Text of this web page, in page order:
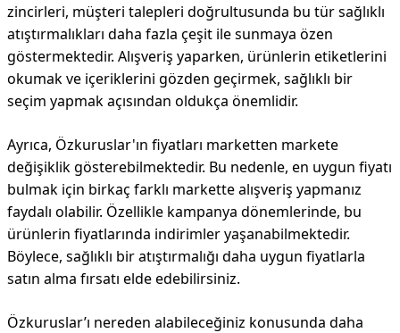
zincirleri, müşteri talepleri doğrultusunda bu tür sağlıklı
atıştırmalıkları daha fazla çeşit ile sunmaya özen
göstermektedir. Alışveriş yaparken, ürünlerin etiketlerini
okumak ve içeriklerini gözden geçirmek, sağlıklı bir
seçim yapmak açısından oldukça önemlidir.
Ayrıca, Özkuruslar'ın fiyatları marketten markete
değişiklik gösterebilmektedir. Bu nedenle, en uygun fiyatı
bulmak için birkaç farklı markette alışveriş yapmanız
faydalı olabilir. Özellikle kampanya dönemlerinde, bu
ürünlerin fiyatlarında indirimler yaşanabilmektedir.
Böylece, sağlıklı bir atıştırmalığı daha uygun fiyatlarla
satın alma fırsatı elde edebilirsiniz.
Özkuruslar’ı nereden alabileceğiniz konusunda daha